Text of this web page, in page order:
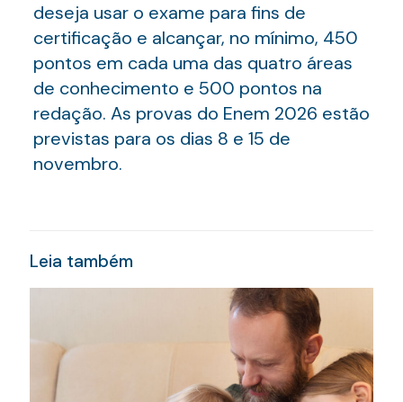
deseja usar o exame para fins de
certificação e alcançar, no mínimo, 450
pontos em cada uma das quatro áreas
de conhecimento e 500 pontos na
redação. As provas do Enem 2026 estão
previstas para os dias 8 e 15 de
novembro.
Leia também